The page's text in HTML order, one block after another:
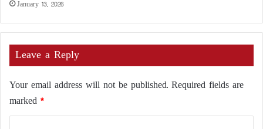
January 13, 2026
Leave a Reply
Your email address will not be published. Required fields are
marked *